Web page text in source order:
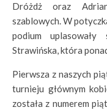
Dróżdż oraz
szablowych. W
podium
Strawińska, która
Pierwsza z naszych
turnieju głównym
została z numerem